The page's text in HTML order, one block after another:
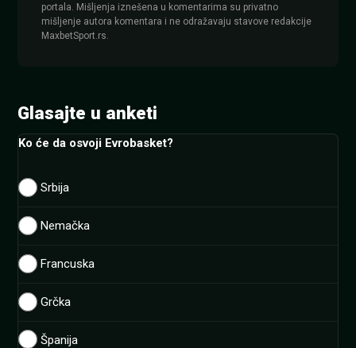
portala. Mišljenja iznešena u komentarima su privatno
mišljenje autora komentara i ne odražavaju stavove redakcije
MaxbetSport.rs.
Glasajte u anketi
Ko će da osvoji Evrobasket?
Srbija
Nemačka
Francuska
Grčka
Španija